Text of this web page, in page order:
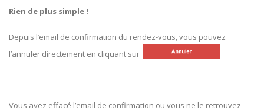
Rien de plus simple !
Depuis l’email de confirmation du rendez-vous, vous pouvez
l’annuler directement en cliquant sur
Vous avez effacé l’email de confirmation ou vous ne le retrouvez